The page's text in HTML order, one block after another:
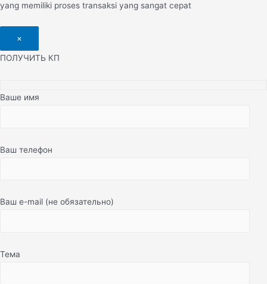
yang memiliki proses transaksi yang sangat cepat
×
ПОЛУЧИТЬ КП
Ваше имя
Ваш телефон
Ваш e-mail (не обязательно)
Тема